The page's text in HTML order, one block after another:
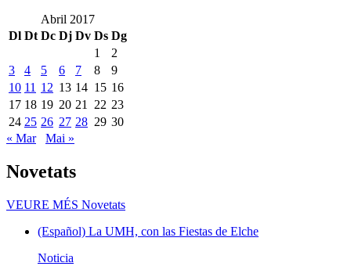
Abril 2017
Dl Dt Dc Dj Dv Ds Dg
1
2
3
4 5 6 7 8
9
10 11 12 13 14 15 16
17 18 19 20 21 22 23
24 25 26 27 28 29 30
« Mar
Mai »
Novetats
VEURE MÉS Novetats
(Español) La UMH, con las Fiestas de Elche
Noticia